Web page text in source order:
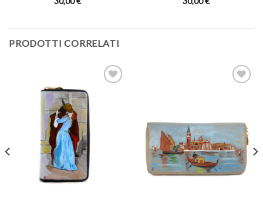
PRODOTTI CORRELATI